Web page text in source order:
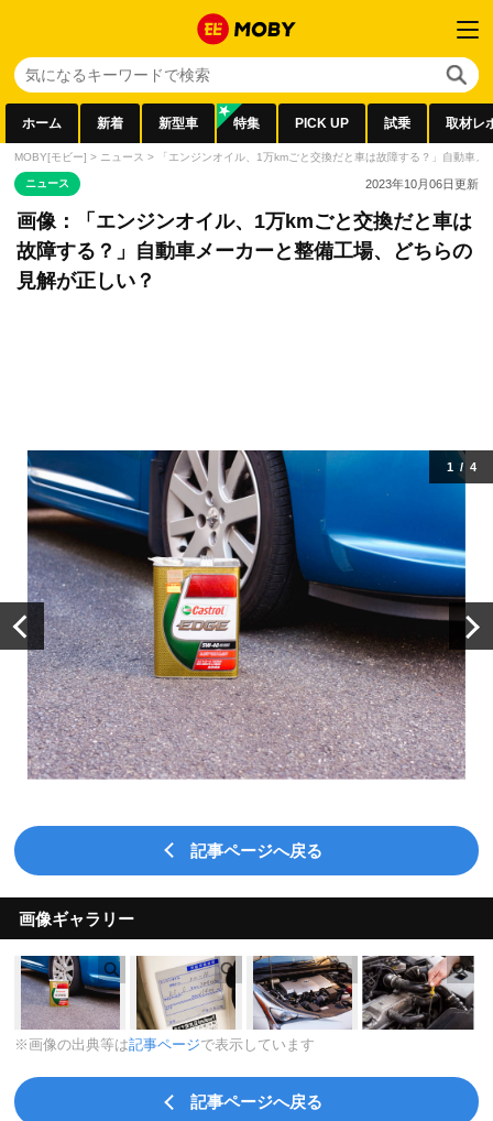
ホーム 新着 新型車 特集 PICK UP 試乗 取材レ
MOBY[モビー] > ニュース > 「エンジンオイル、1万kmごと交換だと車は故障する？」自動車
ニュース 2023年10月06日更新
画像：「エンジンオイル、1万kmごと交換だと車は
故障する？」自動車メーカーと整備工場、どちらの
見解が正しい？
1/ 4
記事ページへ戻る
画像ギャラリー
※画像の出典等は記事ページで表示しています
記事ページへ戻る